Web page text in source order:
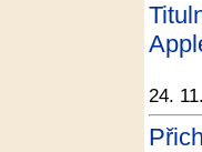
24.